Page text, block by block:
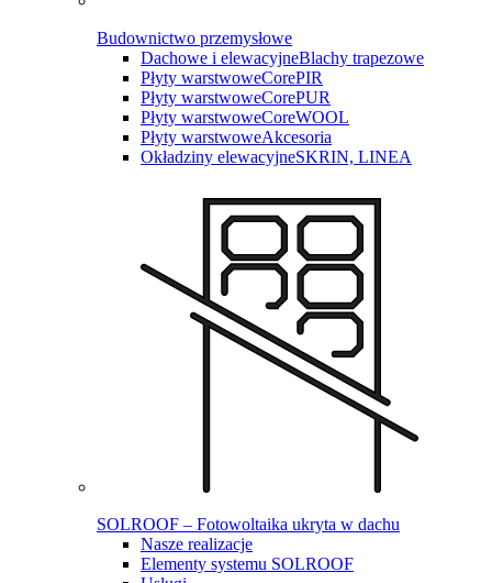
Budownictwo przemysłowe
Dachowe i elewacyjneBlachy trapezowe
Płyty warstwoweCorePIR
Płyty warstwoweCorePUR
Płyty warstwoweCoreWOOL
Płyty warstwoweAkcesoria
Okładziny elewacyjneSKRIN, LINEA
SOLROOF – Fotowoltaika ukryta w dachu
Nasze realizacje
Elementy systemu SOLROOF